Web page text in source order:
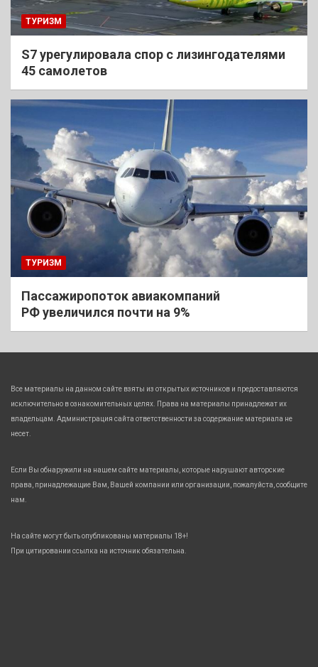
ТУРИЗМ
S7 урегулировала спор с лизингодателями
45 самолетов
ТУРИЗМ
Пассажиропоток авиакомпаний
РФ увеличился почти на 9%
Все материалы на данном сайте взяты из открытых источников и предоставляются
исключительно в ознакомительных целях. Права на материалы принадлежат их
владельцам. Администрация сайта ответственности за содержание материала не
несет.
Если Вы обнаружили на нашем сайте материалы, которые нарушают авторские
права, принадлежащие Вам, Вашей компании или организации, пожалуйста, сообщите
нам.
На сайте могут быть опубликованы материалы 18+!
При цитировании ссылка на источник обязательна.